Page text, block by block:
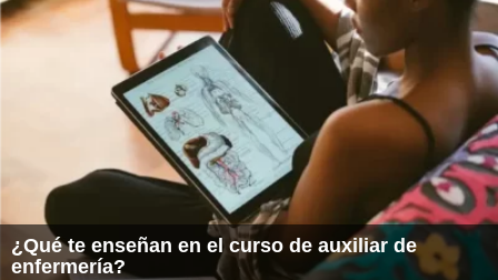
¿Qué te enseñan en el curso de auxiliar de
enfermería?